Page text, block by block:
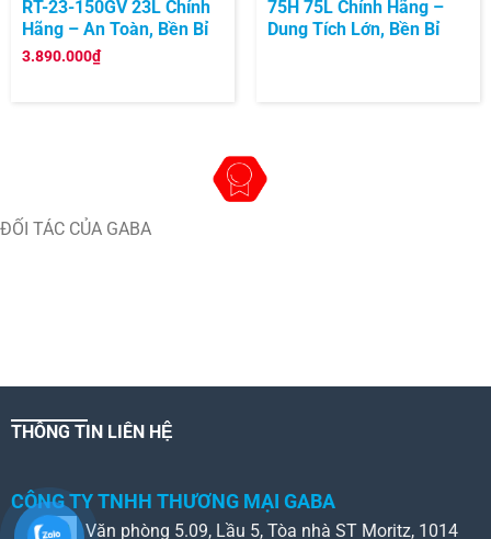
RT-23-150GV 23L Chính
Hãng – An Toàn, Bền Bỉ
3.890.000₫
75H 75L Chính Hãng –
Dung Tích Lớn, Bền Bỉ
ĐỐI TÁC CỦA GABA
THÔNG TIN LIÊN HỆ
CÔNG TY TNHH THƯƠNG MẠI GABA
Văn phòng 5.09, Lầu 5, Tòa nhà ST Moritz, 1014